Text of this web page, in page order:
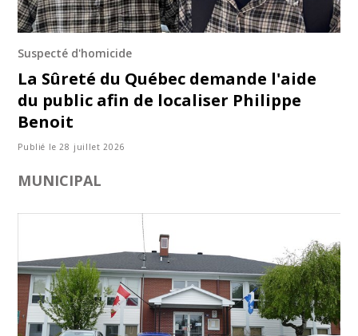
Suspecté d'homicide
La Sûreté du Québec demande l'aide
du public afin de localiser Philippe
Benoit
Publié le 28 juillet 2026
MUNICIPAL